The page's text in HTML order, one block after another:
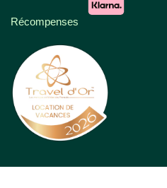
Récompenses